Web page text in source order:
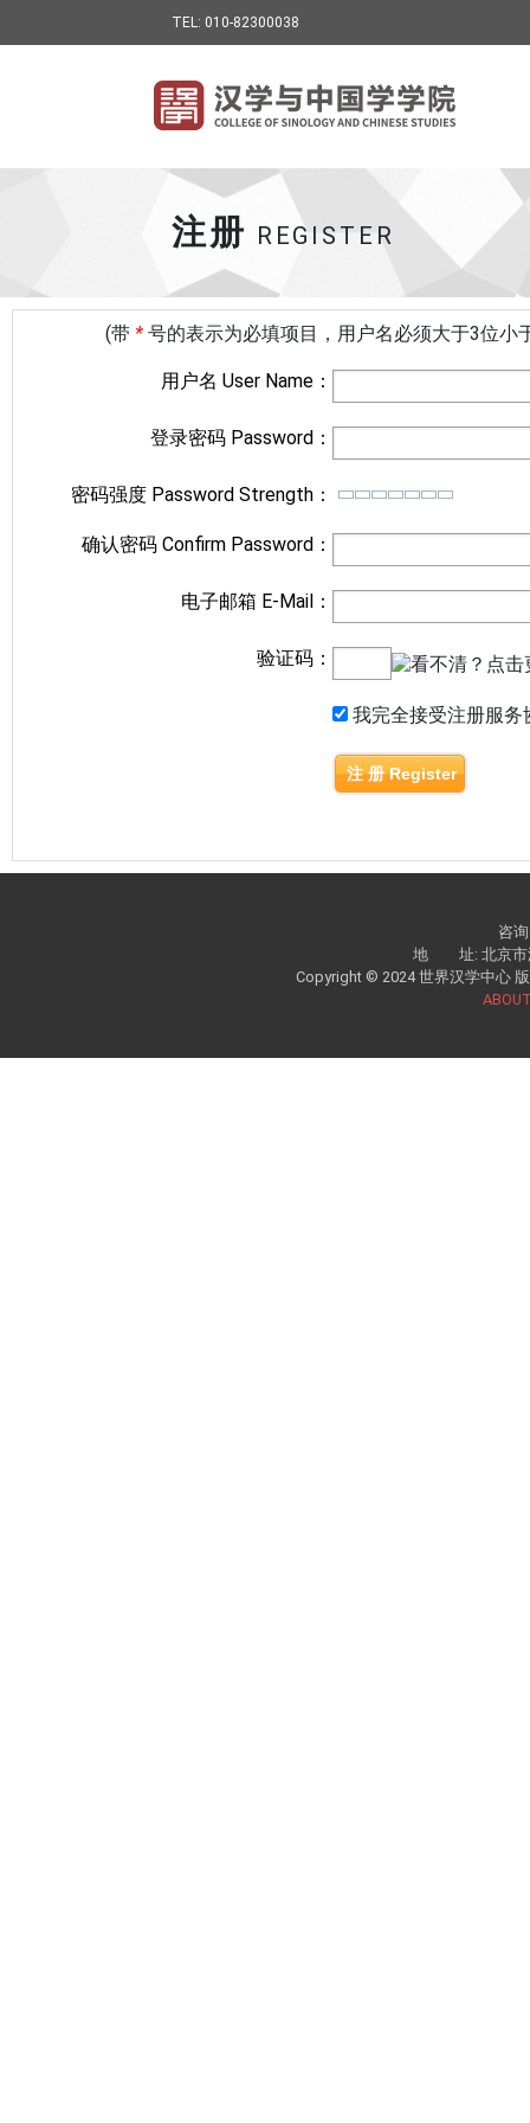
TEL: 010-82300038
注册 REGISTER
(带 * 号的表示为必填项目，用户名必须大于3位小
用户名 User Name：
登录密码 Password：
密码强度 Password Strength：
确认密码 Confirm Password：
电子邮箱 E-Mail：
验证码：
我完全接受注册服务
注 册 Register
咨
地 址: 北京市
Copyright © 2024 世界汉学中心